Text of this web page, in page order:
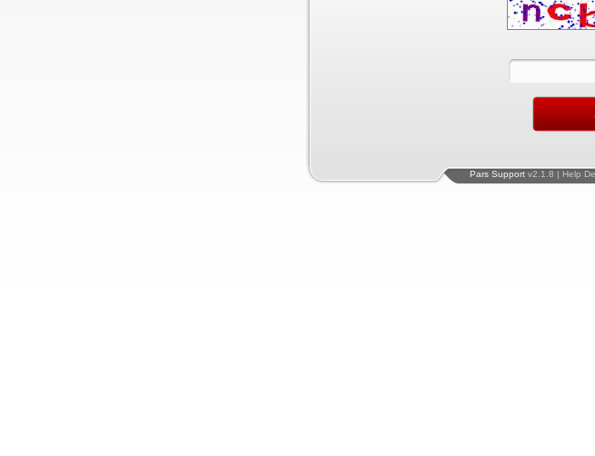
Pars Support v2.1.8 | Help